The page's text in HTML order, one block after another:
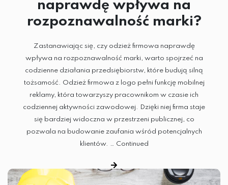
SUBLIMACJA
ODZIEŻ
naprawdę wpływa na
rozpoznawalność marki?
Zastanawiając się, czy odzież firmowa naprawdę
wpływa na rozpoznawalność marki, warto spojrzeć na
codzienne działania przedsiębiorstw, które budują silną
tożsamość. Odzież firmowa z logo pełni funkcję mobilnej
reklamy, która towarzyszy pracownikom w czasie ich
codziennej aktywności zawodowej. Dzięki niej firma staje
się bardziej widoczna w przestrzeni publicznej, co
pozwala na budowanie zaufania wśród potencjalnych
klientów. … Continued